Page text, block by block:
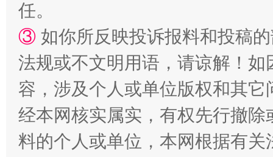
“蜀中异人”王建安的艺术幻境
任。
③ 如你所反映投诉报料和投稿
法规或不文明用语，请谅解！
容，涉及个人或单位版权和其它
经本网核实属实，有权先行撤
料的个人或单位，本网根据有